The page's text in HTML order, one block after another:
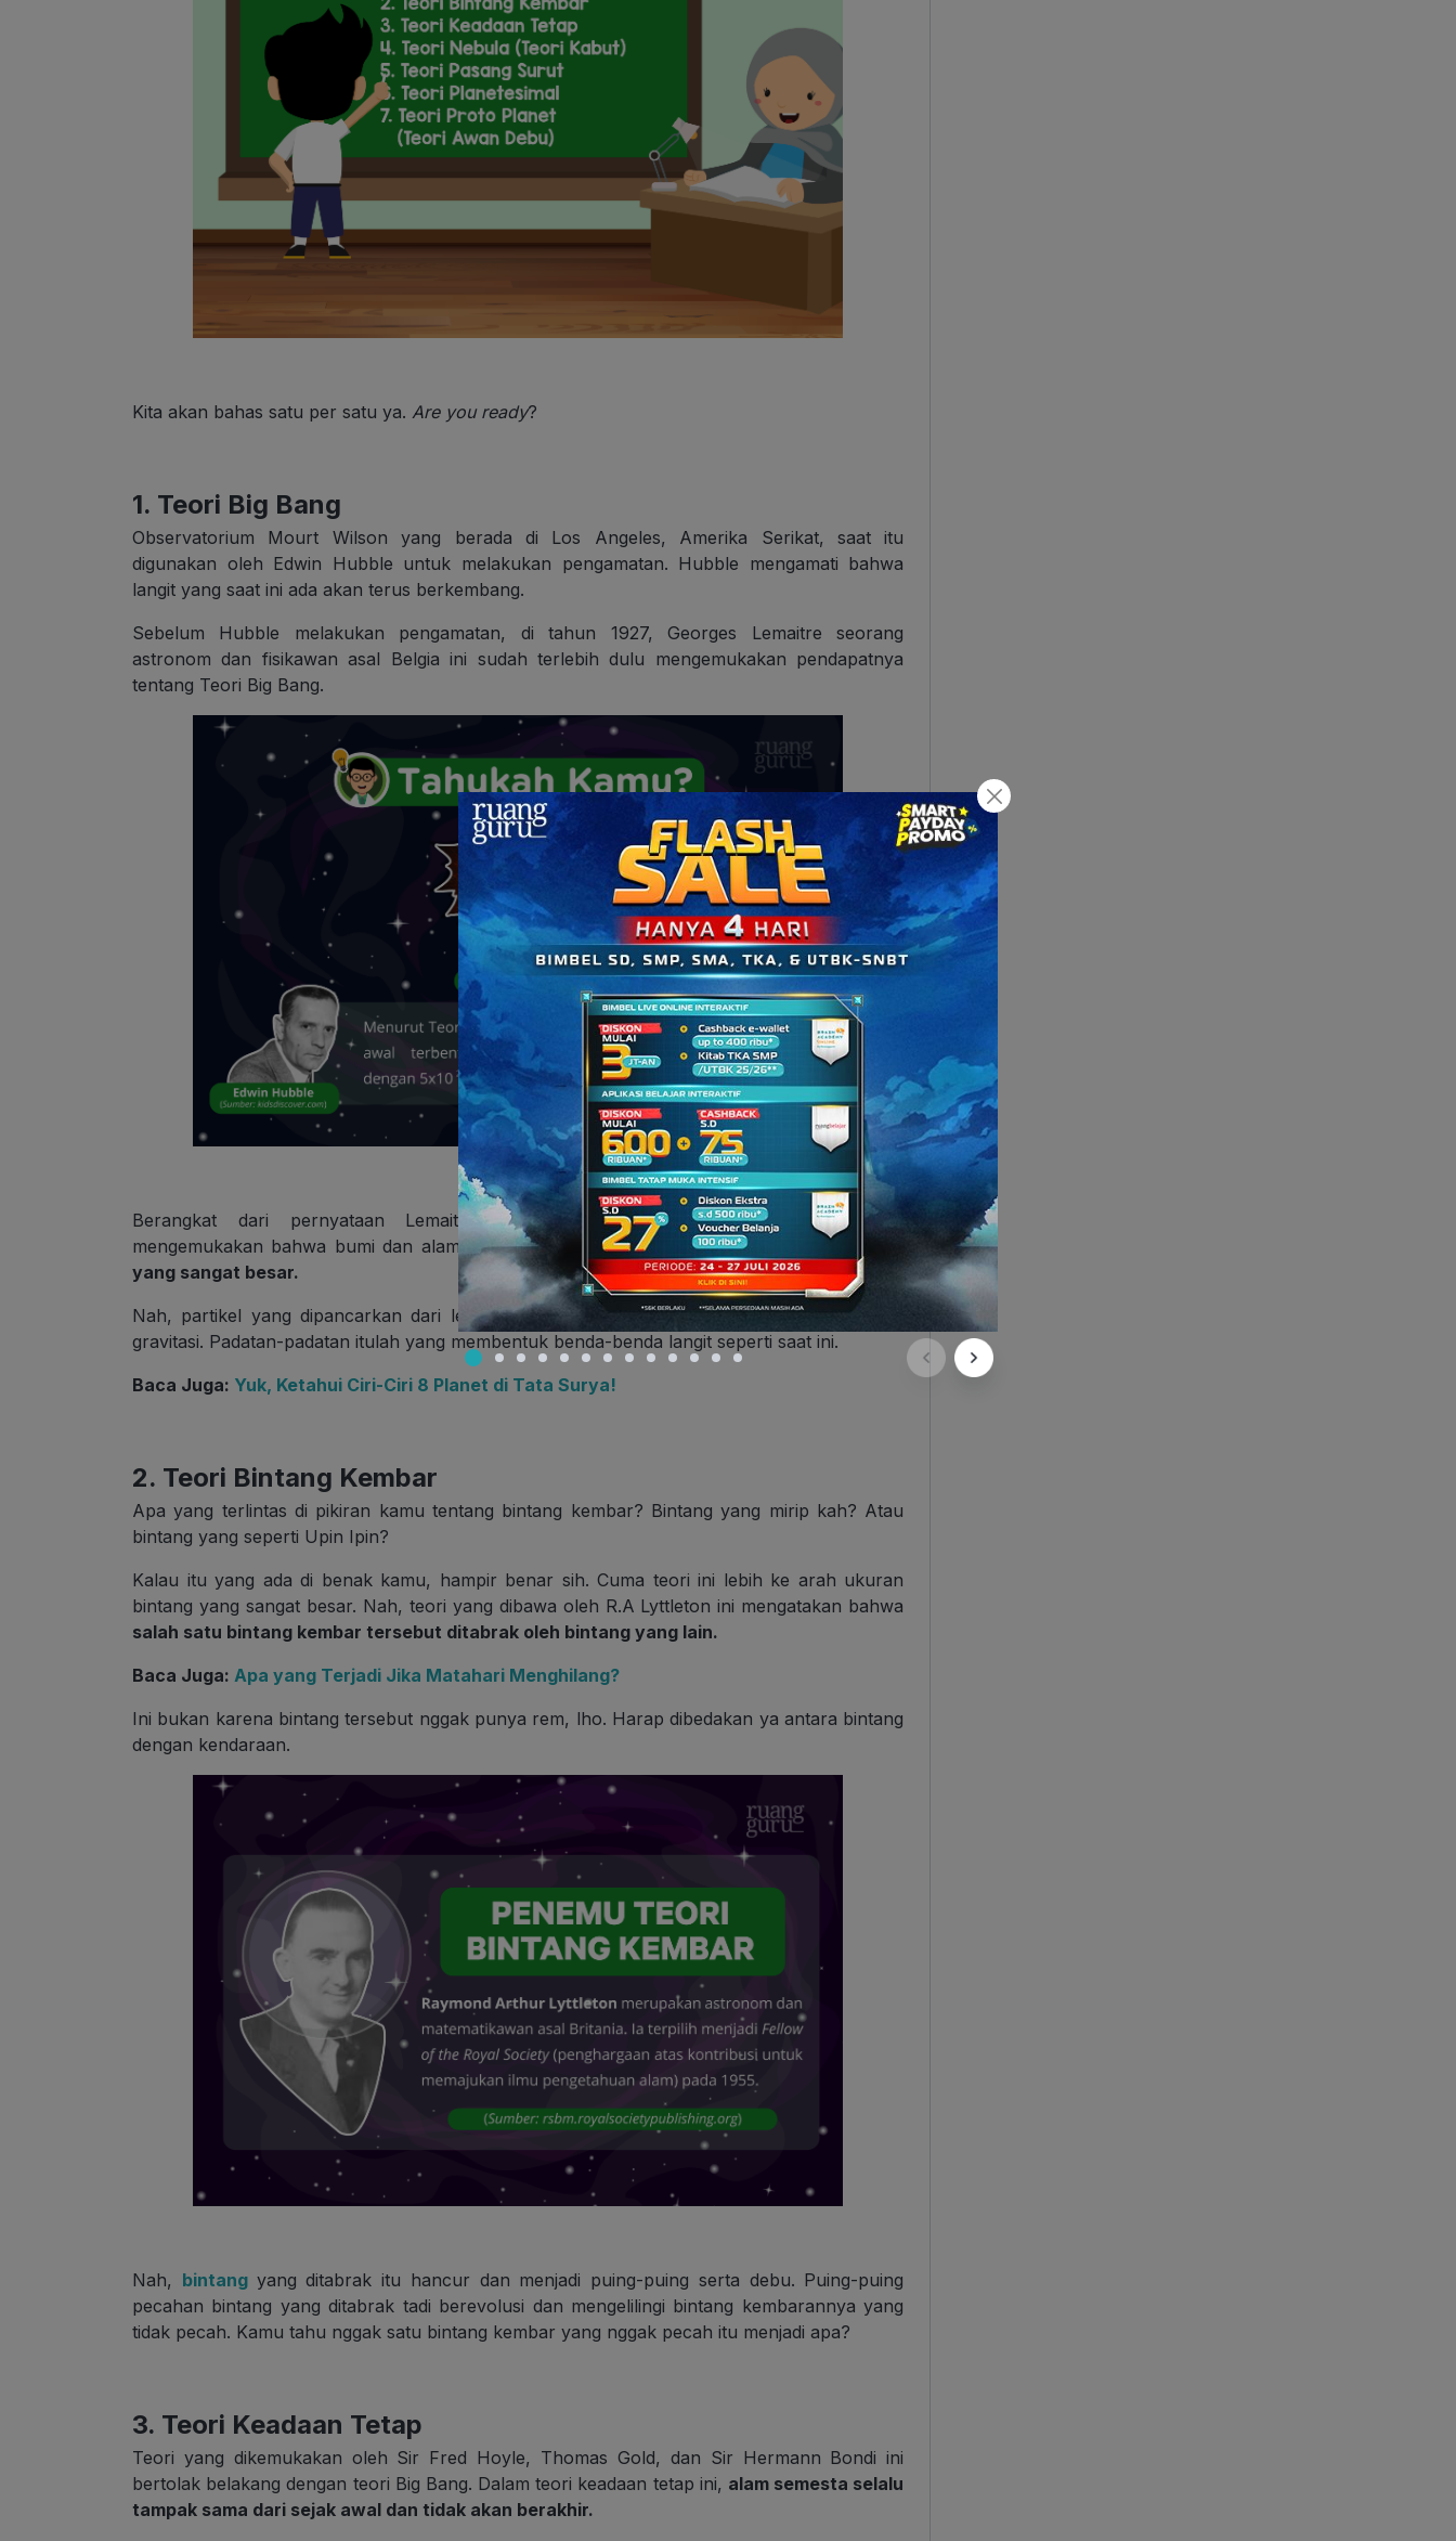
Kita akan bahas satu per satu ya. Are you ready?
1. Teori Big Bang
Observatorium Mourt Wilson yang berada di Los Angeles, Amerika Serikat, saat itu
digunakan oleh Edwin Hubble untuk melakukan pengamatan. Hubble mengamati bahwa
langit yang saat ini ada akan terus berkembang.
Sebelum Hubble melakukan pengamatan, di tahun 1927, Georges Lemaitre seorang
astronom dan fisikawan asal Belgia ini sudah terlebih dulu mengemukakan pendapatnya
tentang Teori Big Bang.
Berangkat dari pernyataan Lemaitre, Hubble melakukan pengamatan dan bisa
mengemukakan bahwa bumi dan alam semesta ini bisa terbentuk karena
adanya ledakan
yang sangat besar.
Nah, partikel yang dipancarkan dari ledakan tersebut, mulai meleleh dan dipadatkan oleh
gravitasi. Padatan-padatan itulah yang membentuk benda-benda langit seperti saat ini.
Baca Juga: Yuk, Ketahui Ciri-Ciri 8 Planet di Tata Surya!
2. Teori Bintang Kembar
Apa yang terlintas di pikiran kamu tentang bintang kembar? Bintang yang mirip kah? Atau
bintang yang seperti Upin Ipin?
Kalau itu yang ada di benak kamu, hampir benar sih. Cuma teori ini lebih ke arah ukuran
bintang yang sangat besar. Nah, teori yang dibawa oleh R.A Lyttleton ini mengatakan bahwa
salah satu bintang kembar tersebut ditabrak oleh bintang yang lain.
Baca Juga: Apa yang Terjadi Jika Matahari Menghilang?
Ini bukan karena bintang tersebut nggak punya rem, lho. Harap dibedakan ya antara bintang
dengan kendaraan.
Nah, bintang yang ditabrak itu hancur dan menjadi puing-puing serta debu. Puing-puing
pecahan bintang yang ditabrak tadi berevolusi dan mengelilingi bintang kembarannya yang
tidak pecah. Kamu tahu nggak satu bintang kembar yang nggak pecah itu menjadi apa?
3. Teori Keadaan Tetap
Teori yang dikemukakan oleh Sir Fred Hoyle, Thomas Gold, dan Sir Hermann Bondi ini
bertolak belakang dengan teori Big Bang. Dalam teori keadaan tetap ini, alam semesta selalu
tampak sama dari sejak awal dan tidak akan berakhir.